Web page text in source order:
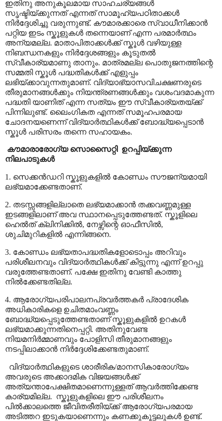
ഇതിനു അനുകൂലമായ സാഹചര്യങ്ങൾ
സൃഷ്ടിയ്ക്കുന്നത് എന്നത് സാമൂഹ്യപഠിതാക്കൾ
നിർദ്ദേശിച്ചു വരുന്നുണ്ട്. കൗമാരക്കാരെ സ്വാധീനിക്കാൻ
പറ്റിയ ഇടം സ്കൂളുകൾ തന്നെയാണ് എന്ന പരമാർത്ഥം
അന്യമല്ല. മാതാപിതാക്കൾക്ക് സ്കൂൾ വഴിയുള്ള
നിബന്ധനകളും നിർദ്ദേശങ്ങളും കൂടുതൽ
സ്വീകാര്യമാണു താനും. മാത്രമല്ല പൊതുജനത്തിന്റെ
സമ്മതി സ്കൂൾ പദ്ധതികൾക്ക് എളുപ്പം
ലഭിയ്ക്കാവുന്നതുമാണ്. വിദ്യാഭ്യാസവിചക്ഷണരുടെ
തീരുമാനങ്ങൾക്കും നിയന്ത്രണങ്ങൾക്കും വശംവദമാകുന്ന
പദ്ധതി യാണിത് എന്ന സത്യം ഈ സ്വീകാര്യതയ്ക്ക്
പിന്നിലുണ്ട്. ലൈംഗികത എന്നത് സമൂഹപരമായ
ചോദനയണെന്ന് വിദ്യാർത്ഥികൾക്ക് ബോദ്ധ്യപ്പെടാൻ
സ്കൂൾ പരിസരം തന്നെ സഹായകം.
കൗമാരാരോഗ്യ സൊസൈറ്റി ഉറപ്പിയ്ക്കുന്ന
നിലപാടുകൾ
1. സെക്കൻഡറി സ്കൂളുകളിൽ കോണ്ഡം സൗജന്യമായി
ലഭ്യമാക്കേണ്ടതാണ്.
2. തടസ്സങ്ങളില്ലാതെ ലഭ്യമാക്കാൻ തക്കവണ്ണമുള്ള
ഇടങ്ങളിലാണ് അവ സ്ഥാനപ്പെടുത്തേണ്ടത്. സ്കൂളിലെ
ഹെൽത് ക്ലിനിക്കിൽ, നേഴ്സിന്റെ ഓഫീസിൽ,
ശുചിമുറികളിൽ എന്നിങ്ങനെ.
3. കോണ്ഡം ലഭ്യതാപദ്ധതികളോടൊപ്പം അറിവും
പരിശീലനവും വിദ്യാർത്ഥികൾക്ക് കിട്ടുന്നു എന്ന് ഉറപ്പു
വരുത്തേണ്ടതാണ്. പക്ഷേ ഇതിനു വേണ്ടി കാത്തു
നിൽക്കേണ്ടതില്ല.
4. ആരോഗ്യപരിപാലനപ്രവർത്തകർ പ്രാദേശിക
അധികാരികളെ ഉചിതമാംവണ്ണം
ബോദ്ധ്യപ്പെടുത്തേണ്ടതാണ് സ്കൂളുകളിൽ ഉറകൾ
ലഭ്യമാക്കുന്നതിനെപ്പറ്റി. അതിനുവേണ്ട
നിയമനിർമ്മാണവും പോളിസി തീരുമാനങ്ങളും
നടപ്പിലാക്കാൻ നിർദ്ദേശിക്കേണ്ടതുമാണ്.
വിദ്യാർത്ഥികളുടെ ശാരീരിക/മാനസികാരോഗ്യം
അവരുടെ അക്കാദമിക വിജയങ്ങൾക്ക്
അത്യന്താപേക്ഷിതമാണെന്നുള്ളത് ആവർത്തിക്കേണ്ട
കാര്യമില്ല. സ്കൂളുകളിലെ ഈ പരിശീലനം
പിൽക്കാലത്തെ ജീവിതരീതിയ്ക്ക് ആരോഗ്യപരമായ
അടിത്തറ ഇടുകയാണെന്നും കണക്കുകൂട്ടലുകൾ ഉണ്ട്.